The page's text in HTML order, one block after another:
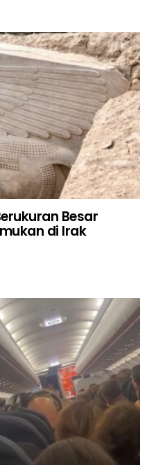
Besar
di Irak